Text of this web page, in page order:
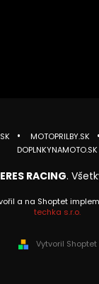
MOTOPRILBY.SK
DOPLNKYNAMOTO.SK
ERES RACING.
a na Shoptet
techka s.r.o.
Vytvoril Shoptet